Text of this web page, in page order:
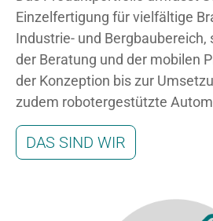
Einzelfertigung für vielfältige
Industrie- und Bergbaubereich,
der Beratung und der mobilen
der Konzeption bis zur
zudem robotergestützte
DAS SIND WIR